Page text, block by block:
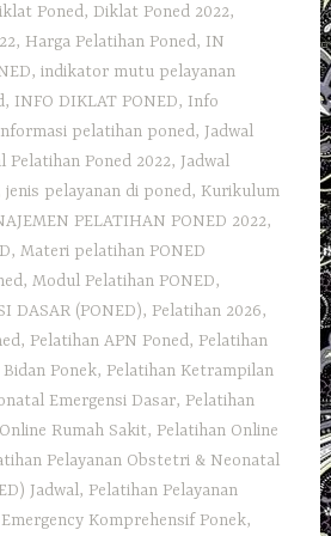
Poned,Diklat Poned 2022,
, Harga Pelatihan Poned, IN
,indikator mutu pelayanan
, INFO DIKLAT PONED, Info
pelatihan poned, Jadwal
Pelatihan Poned 2022, Jadwal
jenis pelayanan di poned, Kurikulum
PELATIHAN PONED 2022,
,Materi pelatihan PONED
,Modul Pelatihan PONED,
DASAR (PONED), Pelatihan 2026,
, Pelatihan APN Poned, Pelatihan
Ponek, Pelatihan Ketrampilan
Emergensi Dasar, Pelatihan
Rumah Sakit, Pelatihan Online
Pelayanan Obstetri & Neonatal
Jadwal, Pelatihan Pelayanan
Komprehensif Ponek,